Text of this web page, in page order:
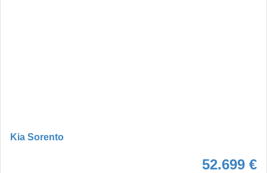
Kia Sorento
52.699 €